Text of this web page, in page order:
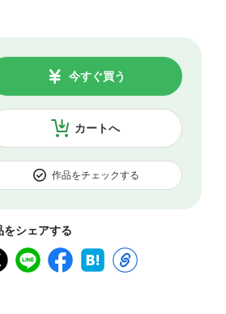
カートへ
今すぐ買う
作品をチェックする
をシェアする